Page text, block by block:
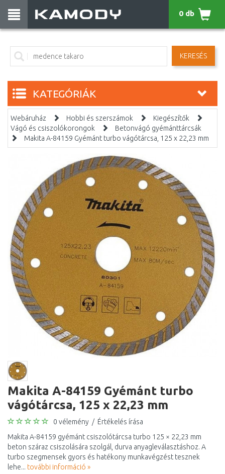
KERESÉS
0 db
KATEGÓRIÁK
Webáruház Hobbi és szerszámok
Kiegészítők
Vágó és csiszolókorongok
Betonvágó gyémánttárcsák
Makita A-84159 Gyémánt turbo vágótárcsa, 125 x 22,23 mm
Makita A-84159 Gyémánt turbo
vágótárcsa, 125 x 22,23 mm
0 vélemény / Értékelés írása
Makita A-84159 gyémánt csiszolótárcsa turbo 125 × 22,23 mm
beton száraz csiszolására szolgál, durva anyagleválasztáshoz. A
turbo szegmensek gyors és hatékony munkavégzést tesznek
lehe... további információ »